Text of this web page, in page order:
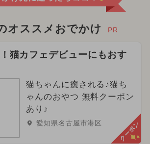
オススメおでかけ PR
猫カフェデビューにもおす
猫ちゃんに癒される♪猫ち
ゃんのおやつ 無料クーポン
あり♪
愛知県名古屋市港区 クーポン